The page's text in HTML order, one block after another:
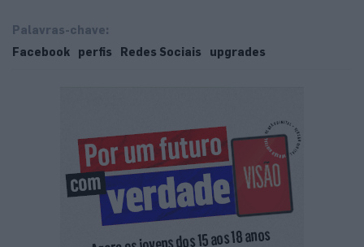
Palavras-chave:
Facebook
perfis Redes Sociais upgrades